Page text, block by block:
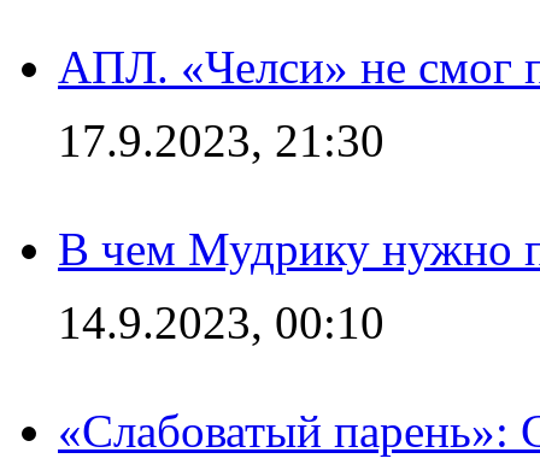
АПЛ. «Челси» не смог
17.9.2023, 21:30
В чем Мудрику нужно
14.9.2023, 00:10
«Слабоватый парень»: